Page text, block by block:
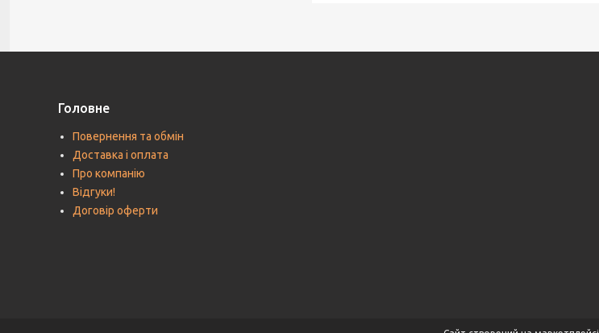
Головне
Повернення та обмін
Доставка і оплата
Про компанію
Відгуки!
Договір оферти